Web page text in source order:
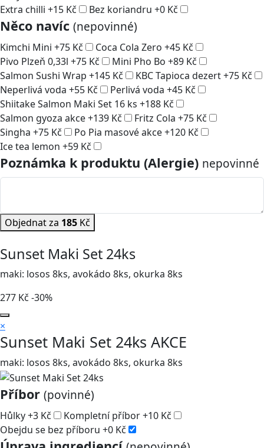
Extra chilli +15 Kč Bez koriandru +0 Kč
Něco navíc (nepovinné)
Kimchi Mini +75 Kč Coca Cola Zero +45 Kč
Pivo Plzeň 0,33l +75 Kč Mini Pho Bo +89 Kč
Salmon Sushi Wrap +145 Kč KBC Tapioca dezert+75 Kč
Neperlivá voda +55 Kč Perlivá voda +45 Kč
Shiitake Salmon Maki Set 16 ks +188 Kč
Salmon gyoza akce+139 Kč Fritz Cola +75 Kč
Singha +75 Kč Po Pia masové akce+120 Kč
Ice tea lemon +59 Kč
Poznámka k produktu (Alergie) nepovinné
Objednat za 185 Kč
Sunset Maki Set 24ks
maki: losos 8ks, avokádo 8ks, okurka 8ks
277 Kč -30%
×
Sunset Maki Set 24ks AKCE
maki: losos 8ks, avokádo 8ks, okurka 8ks
Příbor (povinné)
Hůlky+3 Kč Kompletní příbor+10 Kč
Obejdu se bez příboru +0 Kč